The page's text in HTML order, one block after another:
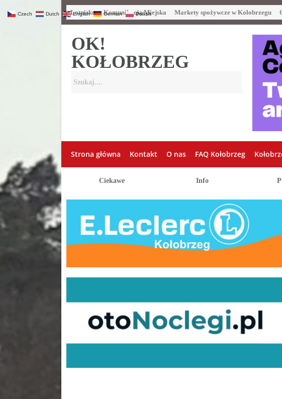
Lotnisko Komunikacja Miejska Markety spożywcze w Kołobrzegu
OK!
KOŁOBRZEG
Strona główna Kontakt O nas FAQ Kołobrzeg
Ciekawe Info
Czech Dutch English German Polish